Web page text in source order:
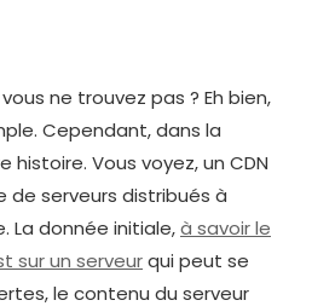
ne trouvez pas ? Eh bien,
Cependant, dans la
histoire. Vous voyez, un CDN
de serveurs distribués à
La donnée initiale,à savoir le
sur un serveurqui peut se
le contenu du serveur